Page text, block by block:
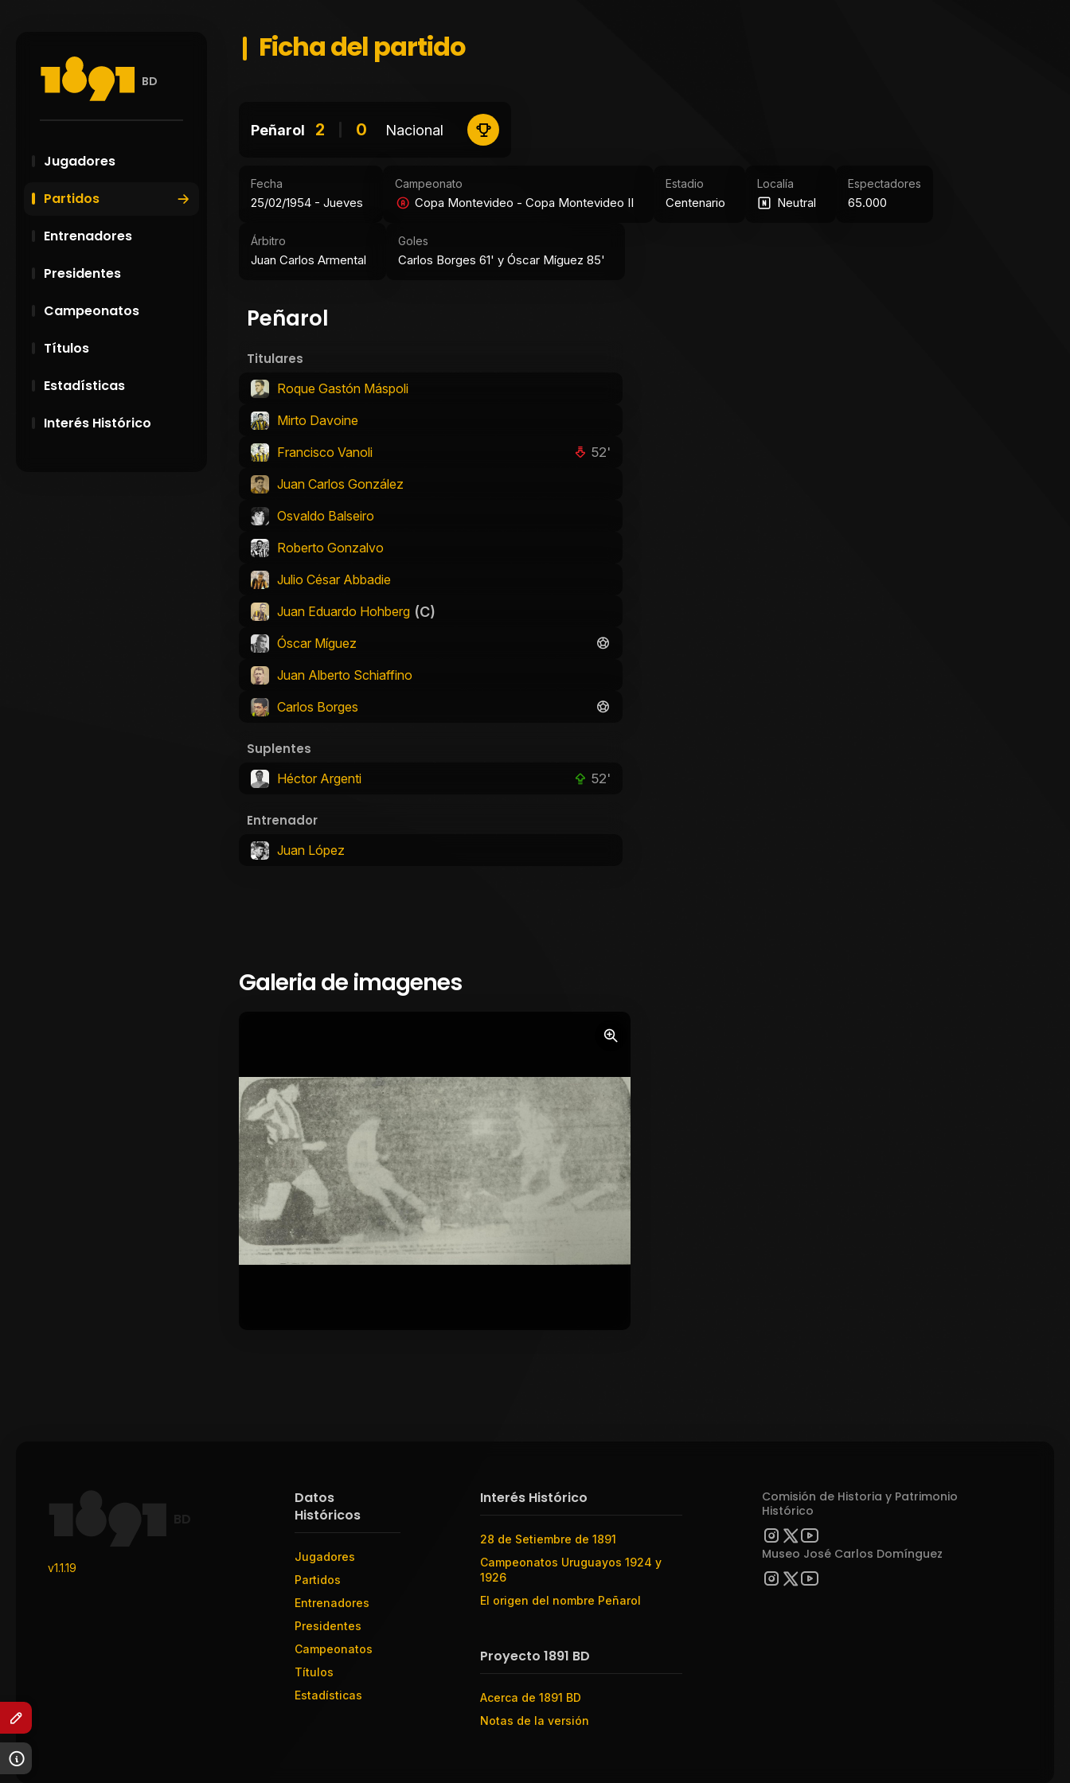
BD
Jugadores
Partidos
Entrenadores
Presidentes
Campeonatos
Títulos
Estadísticas
Interés Histórico
Ficha del partido
Peñarol 2 0 Nacional
Fecha
25/02/1954 - Jueves
Campeonato
Copa Montevideo - Copa Montevideo II
Estadio
Centenario
Localía
Neutral
Espectadores
65.000
Árbitro
Juan Carlos Armental
Goles
Carlos Borges 61' y Óscar Míguez 85'
Peñarol
Titulares
Roque Gastón Máspoli
Mirto Davoine
Francisco Vanoli
52'
Juan Carlos González
Osvaldo Balseiro
Roberto Gonzalvo
Julio César Abbadie
Juan Eduardo Hohberg (C)
Óscar Míguez
Juan Alberto Schiaffino
Carlos Borges
Suplentes
Héctor Argenti 52'
Entrenador
Juan López
Galeria de imagenes
BD
v1.1.19
Datos
Históricos
Jugadores
Partidos
Entrenadores
Presidentes
Campeonatos
Títulos
Estadísticas
Interés Histórico
28 de Setiembre de 1891
Campeonatos Uruguayos 1924 y
1926
El origen del nombre Peñarol
Proyecto 1891 BD
Acerca de 1891 BD
Notas de la versión
Comisión de Historia y Patrimonio
Histórico
Museo José Carlos Domínguez